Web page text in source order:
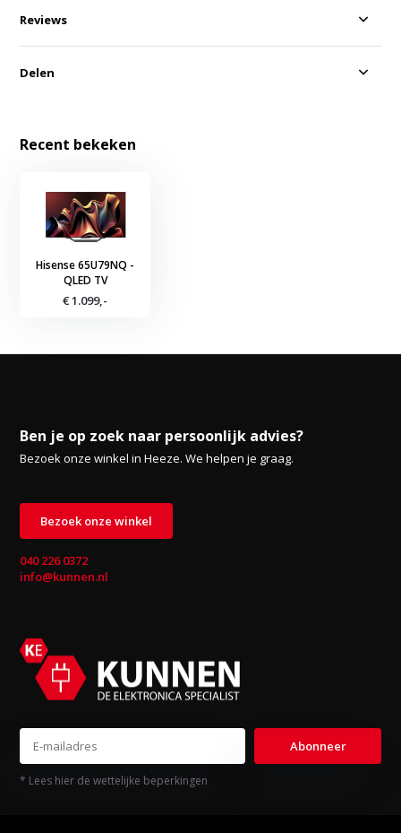
Reviews
Delen
Recent bekeken
Hisense 65U79NQ -
QLED TV
€ 1.099,-
Ben je op zoek naar persoonlijk advies?
Bezoek onze winkel in Heeze. We helpen je graag.
Bezoek onze winkel
040 226 0372
info@kunnen.nl
Abonneer
* Lees hier de wettelijke beperkingen